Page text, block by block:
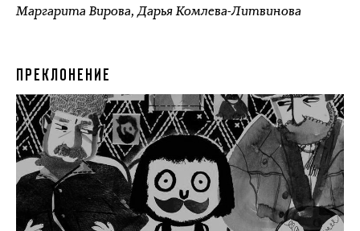
Маргарита Вирова,Дарья Комлева-Литвинова
ПРЕКЛОНЕНИЕ